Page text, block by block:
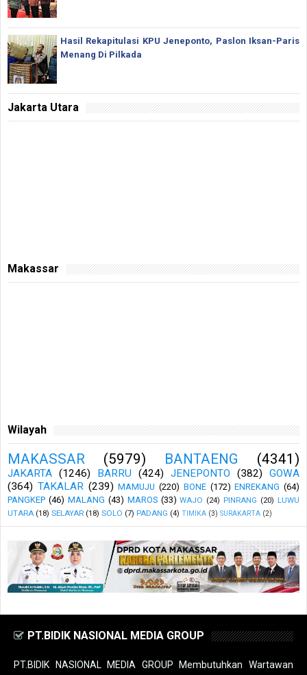
Hasil Rekapitulasi KPU Jeneponto, Paslon Iksan-Paris
Menang Di Pilkada
Jakarta Utara
Makassar
Wilayah
MAKASSAR (5979) BANTAENG (4341)
JAKARTA (1246) BARRU (424) JENEPONTO (382)
GOWA
(364) TAKALAR (239) MAMUJU (220) BONE (172) ENREKANG (64)
PANGKEP (46) MALANG (43) MAROS (33) WAJO (24) PINRANG (20) LUWU
UTARA (18) SELAYAR (18) SOLO (7) PADANG (4) TIMIKA (3) SURAKARTA (2)
PT.BIDIK NASIONAL MEDIA GROUP
PT.BIDIK NASIONAL MEDIA GROUP Membutuhkan Wartawan